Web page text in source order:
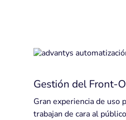
Gestión del Front-
Gran experiencia de uso
trabajan de cara al